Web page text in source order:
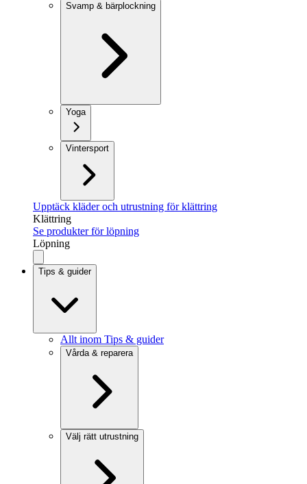
Svamp & bärplockning
Yoga
Vintersport
Upptäck kläder och utrustning för klättring
Klättring
Se produkter för löpning
Löpning
Tips & guider
Allt inom Tips & guider
Vårda & reparera
Välj rätt utrustning